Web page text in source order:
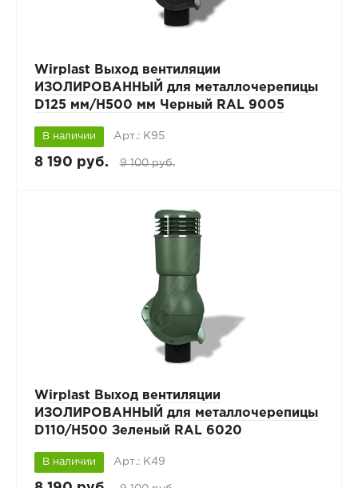
Wirplast Выход вентиляции
ИЗОЛИРОВАННЫЙ для металлочерепицы
D125 мм/H500 мм Черный RAL 9005
В наличии Арт.: К95
8 190 руб. 9 100 руб.
Wirplast Выход вентиляции
ИЗОЛИРОВАННЫЙ для металлочерепицы
D110/H500 Зеленый RAL 6020
В наличии Арт.: К49